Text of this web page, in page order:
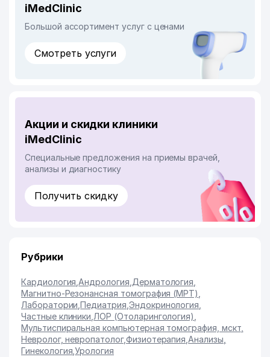
iMedClinic
Большой ассортимент услуг с ценами
Смотреть услуги
Акции и скидки клиники
iMedClinic
Специальные предложения на приемы врачей,
анализы и диагностику
Получить скидку
Рубрики
Кардиология Андрология Дерматология
Магнитно-Резонансная томография (МРТ)
Лаборатории ,Педиатрия Эндокринология
Частные клиники ЛОР (Отоларингология)
Мультиспиральная компьютерная томография, мскт,
Невролог, невропатолог,Физиотерапия Анализы
Гинекология ,Урология